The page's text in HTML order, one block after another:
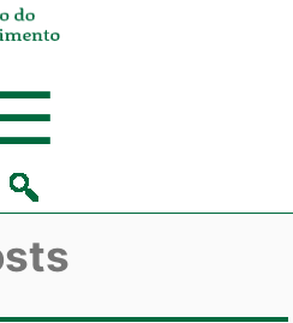
Laboratório
de
Regional